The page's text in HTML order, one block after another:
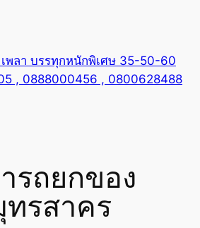
เพลา บรรทุกหนักพิเศษ 35-50-60
, 0888000456 , 0800628488
รถยกของ
รสาคร